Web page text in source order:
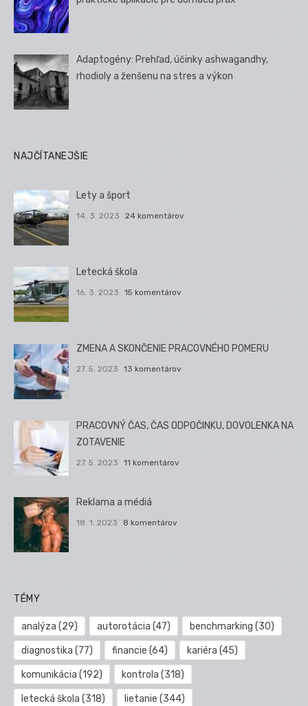
Adaptogény: Prehľad, účinky ashwagandhy,
rhodioly a ženšenu na stres a výkon
NAJČÍTANEJŠIE
Lety a šport
14. 3. 2023 24 komentárov
Letecká škola
16. 3. 2023 15 komentárov
ZMENA A SKONČENIE PRACOVNÉHO POMERU
27. 5. 2023 13 komentárov
PRACOVNÝ ČAS, ČAS ODPOČINKU, DOVOLENKA NA
ZOTAVENIE
27. 5. 2023 11 komentárov
Reklama a médiá
18. 1. 2023 8 komentárov
TÉMY
analýza (29) autorotácia (47) benchmarking (30)
diagnostika (77) financie (64) kariéra (45)
komunikácia (192) kontrola (318)
letecká škola (318) lietanie (344)